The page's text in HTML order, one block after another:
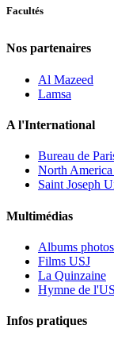
Facultés
Nos partenaires
Al Mazeed
Lamsa
A l'International
Bureau de
North
Saint Joseph
Multimédias
Albums photos
Films USJ
La Quinzaine
Hymne de
Infos pratiques